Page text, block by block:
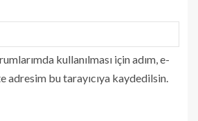
kullanılması için adım, e-
adresim bu tarayıcıya kaydedilsin.